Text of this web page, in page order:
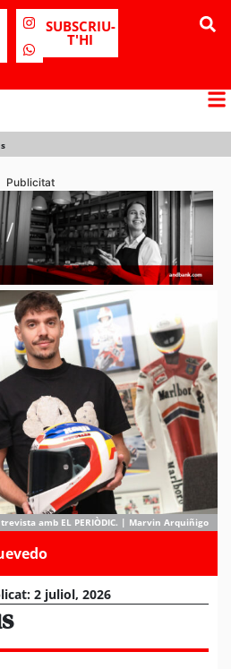
SUBSCRIU-
T'HI
Publicitat
amb EL PERIÒDIC. | Marvin Arquiñigo
2 juliol, 2026